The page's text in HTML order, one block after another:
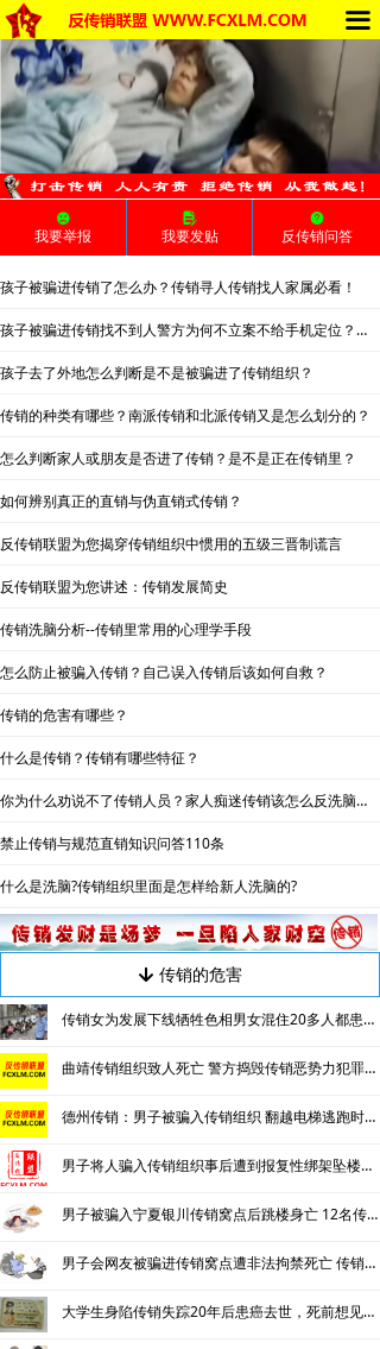
끀
首页
求助专区
传销的种类
南派传销
北派传销
网络传销
涉传公司
传销的危害
反传销故事
反传销杂谈
传销骗术
传销案例
专家论点
法律法规
相关处罚
反传销问答
直销与传销详解
孩子被骗进传销了怎么办？传销寻人传销找人家属必看！
孩子被骗进传销找不到人警方为何不立案不给手机定位？警察不管怎么办？
孩子去了外地怎么判断是不是被骗进了传销组织？
传销的种类有哪些？南派传销和北派传销又是怎么划分的？
怎么判断家人或朋友是否进了传销？是不是正在传销里？
如何辨别真正的直销与伪直销式传销？
反传销联盟为您揭穿传销组织中惯用的五级三晋制谎言
反传销联盟为您讲述：传销发展简史
传销洗脑分析--传销里常用的心理学手段
怎么防止被骗入传销？自己误入传销后该如何自救？
传销的危害有哪些？
什么是传销？传销有哪些特征？
你为什么劝说不了传销人员？家人痴迷传销该怎么反洗脑劝说？
禁止传销与规范直销知识问答110条
什么是洗脑?传销组织里面是怎样给新人洗脑的?
传销女为发展下线牺牲色相男女混住20多人都患上肺结核
曲靖传销组织致人死亡 警方捣毁传销恶势力犯罪团伙
德州传销：男子被骗入传销组织 翻越电梯逃跑时不慎坠楼身亡
男子将人骗入传销组织事后遭到报复性绑架坠楼身亡
男子被骗入宁夏银川传销窝点后跳楼身亡 12名传销人员被判刑
男子会网友被骗进传销窝点遭非法拘禁死亡 传销头目被判12年
大学生身陷传销失踪20年后患癌去世，死前想见家人一面也未能如愿
녓 传销的危害
넘
我要举报
넖
我要发贴
녉
反传销问答